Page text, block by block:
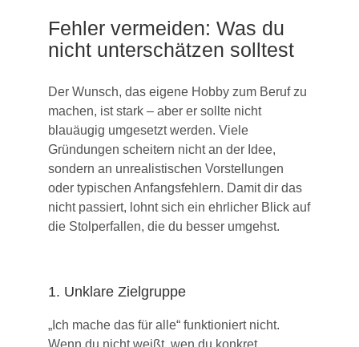
Fehler vermeiden: Was du
nicht unterschätzen solltest
Der Wunsch, das eigene Hobby zum Beruf zu
machen, ist stark – aber er sollte nicht
blauäugig umgesetzt werden. Viele
Gründungen scheitern nicht an der Idee,
sondern an unrealistischen Vorstellungen
oder typischen Anfangsfehlern. Damit dir das
nicht passiert, lohnt sich ein ehrlicher Blick auf
die Stolperfallen, die du besser umgehst.
1. Unklare Zielgruppe
„Ich mache das für alle“ funktioniert nicht.